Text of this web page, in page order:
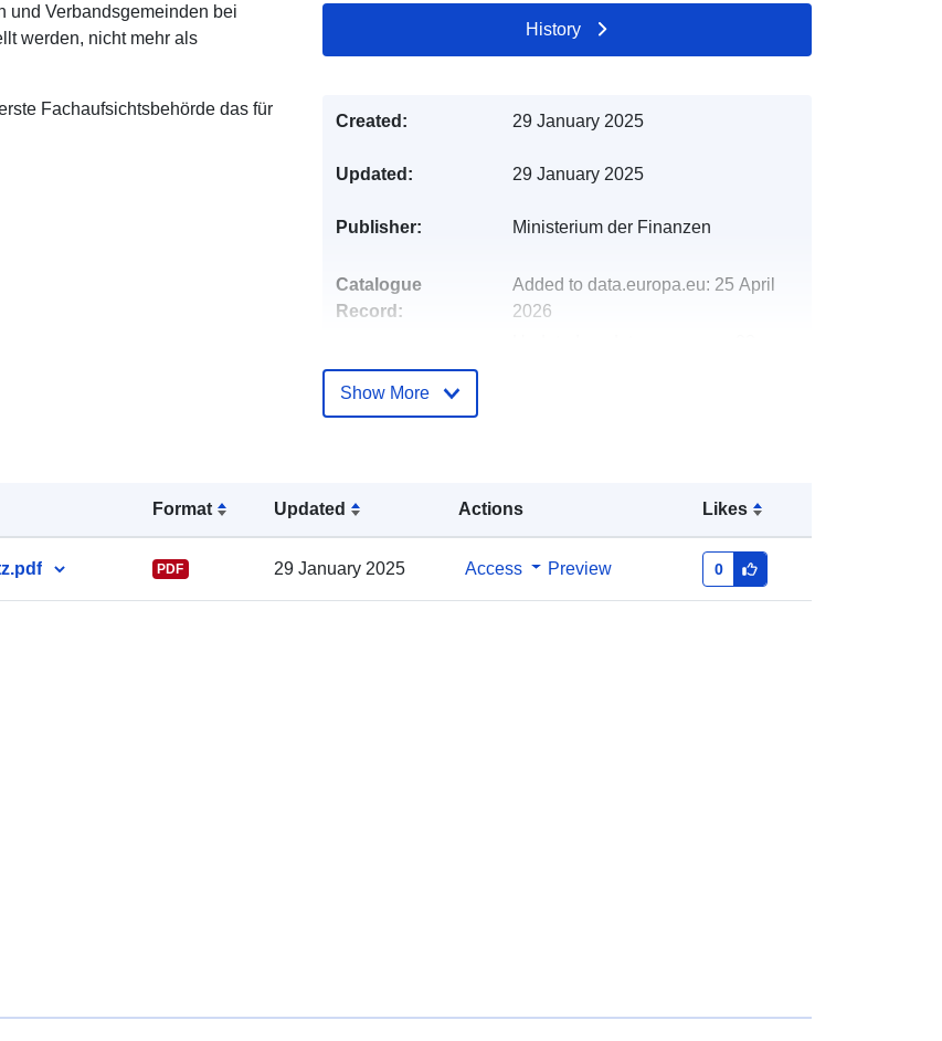
und Verbandsgemeinden bei
werden, nicht mehr als
Fachaufsichtsbehörde das für
Format Updated Actions Likes
PDF 29 January 2025 Access Preview 0
History
Created: 29 January 2025
Updated: 29 January 2025
Publisher: Ministerium der Finanzen
Catalogue
Record:
Added to data.europa.eu: 25 April
2026
Other Identifiers:
https://eakte.rlp.de/coo-2298-102-2-
http://data.europa.eu/88u/dataset/de
Show More